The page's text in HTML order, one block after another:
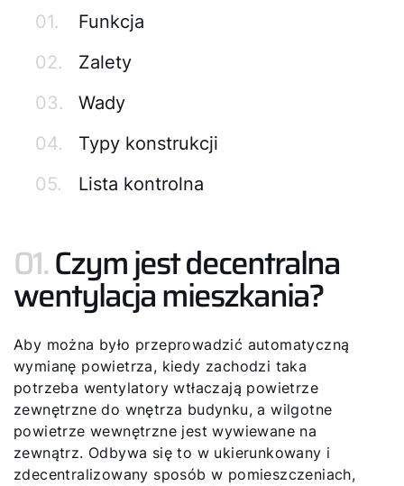
01.
Funkcja
02.
Zalety
03.
Wady
04.
Typy konstrukcji
05.
Lista kontrolna
01.Czym jest decentralna
wentylacja mieszkania?
Aby można było przeprowadzić automatyczną
wymianę powietrza, kiedy zachodzi taka
potrzeba wentylatory wtłaczają powietrze
zewnętrzne do wnętrza budynku, a wilgotne
powietrze wewnętrzne jest wywiewane na
zewnątrz. Odbywa się to w ukierunkowany i
zdecentralizowany sposób w pomieszczeniach,